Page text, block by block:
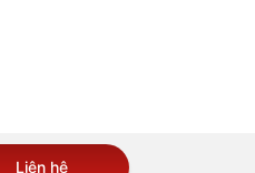
Liên hệ